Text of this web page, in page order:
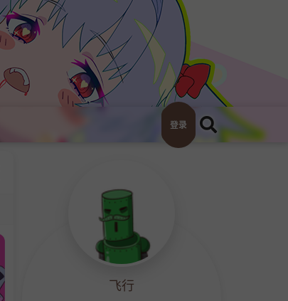
登录
飞行